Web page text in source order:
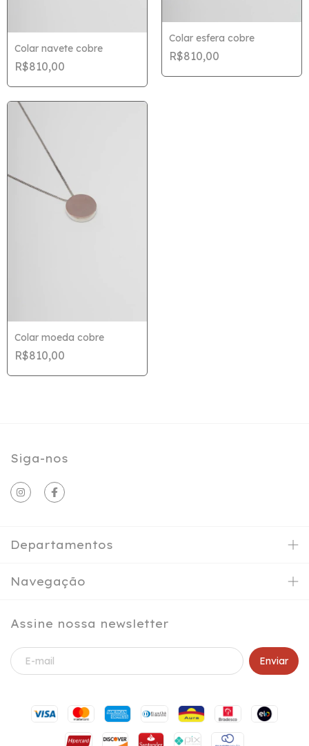
Colar navete cobre
R$810,00
Colar esfera cobre
R$810,00
Colar moeda cobre
R$810,00
Siga-nos
Departamentos
Navegação
Assine nossa newsletter